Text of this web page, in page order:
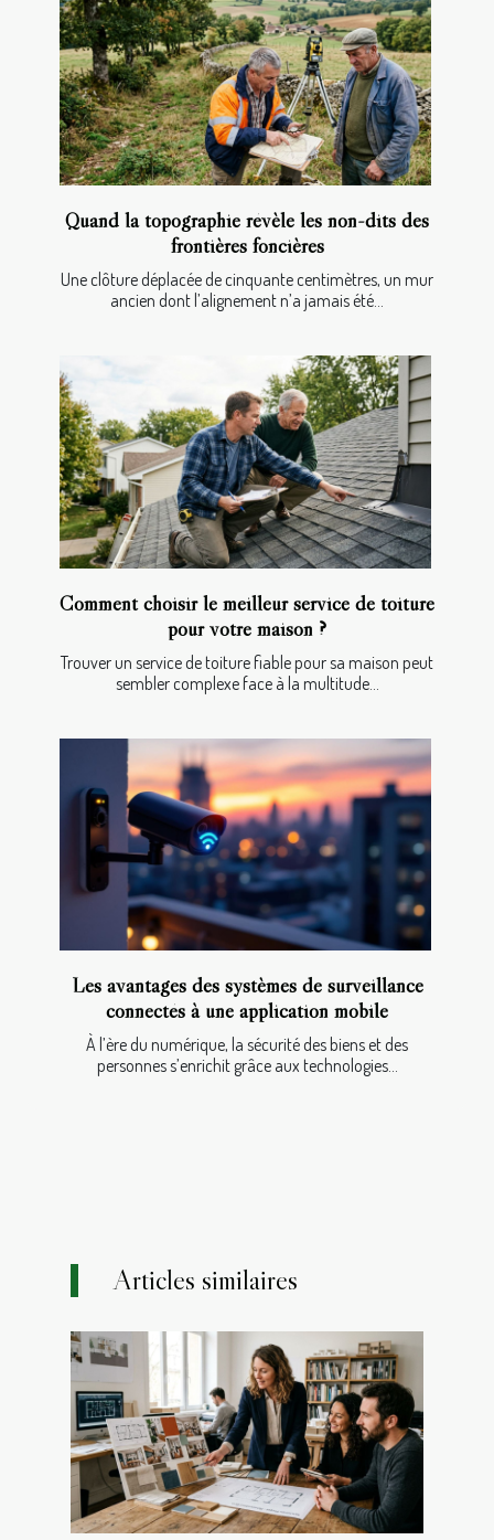
Quand la topographie révèle les non-dits des
frontières foncières
Une clôture déplacée de cinquante centimètres, un mur
ancien dont l’alignement n’a jamais été...
Comment choisir le meilleur service de toiture
pour votre maison ?
Trouver un service de toiture fiable pour sa maison peut
sembler complexe face à la multitude...
Les avantages des systèmes de surveillance
connectés à une application mobile
À l’ère du numérique, la sécurité des biens et des
personnes s’enrichit grâce aux technologies...
Articles similaires